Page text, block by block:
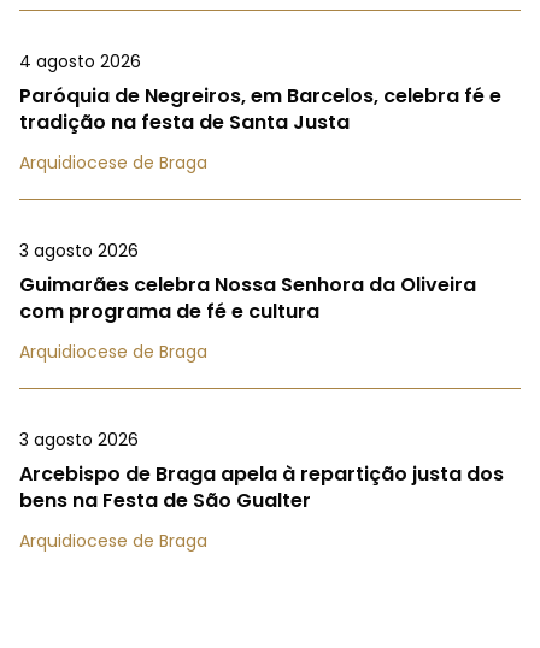
4 agosto 2026
Paróquia de Negreiros, em Barcelos, celebra fé e
tradição na festa de Santa Justa
Arquidiocese de Braga
3 agosto 2026
Guimarães celebra Nossa Senhora da Oliveira
com programa de fé e cultura
Arquidiocese de Braga
3 agosto 2026
Arcebispo de Braga apela à repartição justa dos
bens na Festa de São Gualter
Arquidiocese de Braga